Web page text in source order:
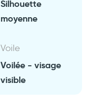
Silhouette
moyenne
Voile
Voilée - visage
visible